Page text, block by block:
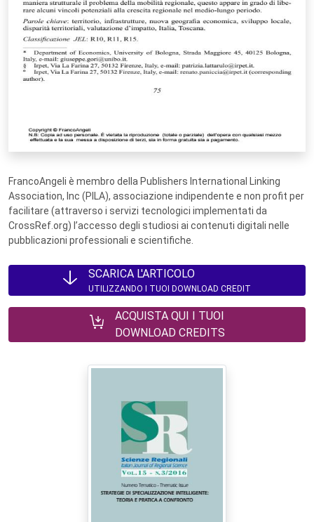
FrancoAngeli è membro della Publishers International Linking
Association, Inc (PILA), associazione indipendente e non profit per
facilitare (attraverso i servizi tecnologici implementati da
CrossRef.org) l’accesso degli studiosi ai contenuti digitali nelle
pubblicazioni professionali e scientifiche.
SCARICA L'ARTICOLO
UTILIZZANDO I TUOI DOWNLOAD CREDIT
ACQUISTA QUI I TUOI
DOWNLOAD CREDITS